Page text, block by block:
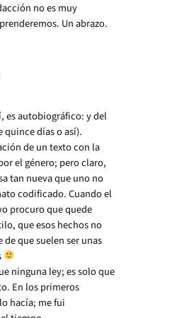
no es muy
Un abrazo.
es autobiográfico: y del
quince días o así).
de un texto con la
el género; pero claro,
tan nueva que uno no
codificado. Cuando el
procuro que quede
que esos hechos no
que suelen ser unas
ninguna ley; es solo que
En los primeros
hacía; me fui